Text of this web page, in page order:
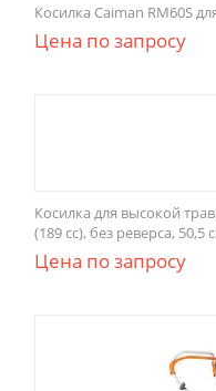
Косилка Caiman RM60S
Цена по запросу
Косилка для высокой
(189 сс), без реверса, 50,5
Цена по запросу